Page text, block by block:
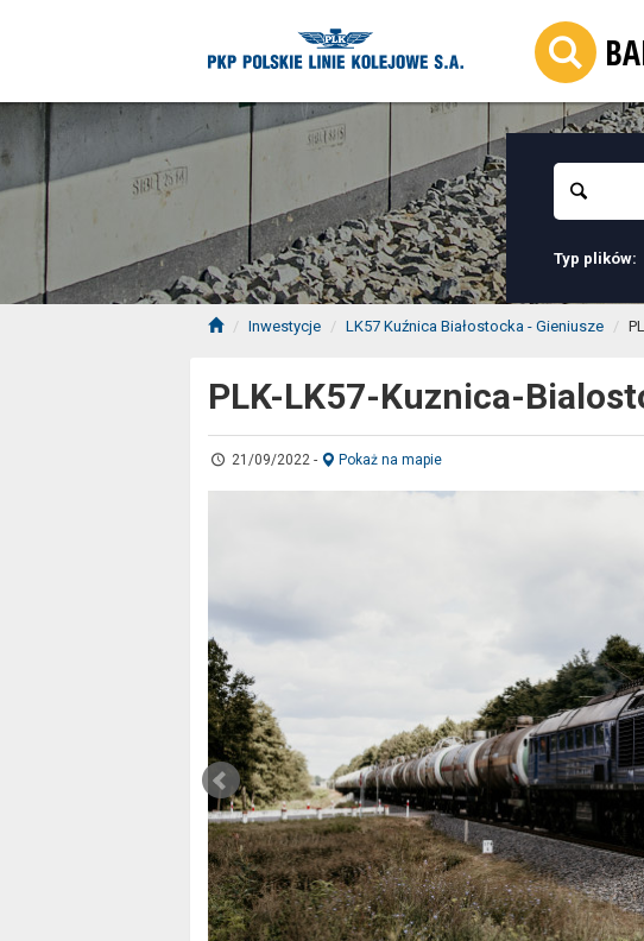
Typ plików:
Inwestycje LK57 Kuźnica Białostocka - Gieniusze
PLK-LK57-Kuznica-
21/09/2022 - Pokaż na mapie